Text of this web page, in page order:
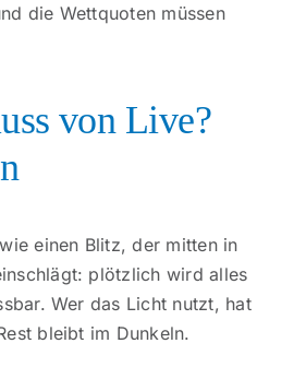
die Wettquoten müssen
von Live?
einen Blitz, der mitten in
plötzlich wird alles
Wer das Licht nutzt, hat
bleibt im Dunkeln.